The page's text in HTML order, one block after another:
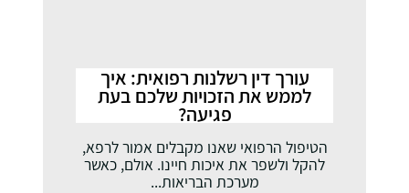
עורך דין רשלנות רפואית: איך
לממש את הזכויות שלכם בעת
פגיעה?
הטיפול הרפואי שאנו מקבלים אמור לרפא,
להקל ולשפר את איכות חיינו. אולם, כאשר
מערכת הבריאות...